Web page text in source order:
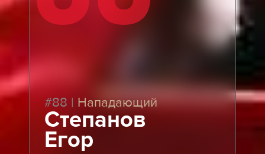
#88 | Нападающий
Степанов
Егор